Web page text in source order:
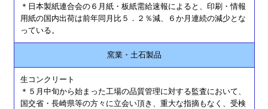
＊日本製紙連合会の６月紙・板紙需給速報によると、印刷・情報
用紙の国内出荷は前年同月比５．２％減、６か月連続の減少とな
っている。
窯業・土石製品
生コンクリート
＊５月中旬から始まった工場の品質管理に対する監査において、
国交省・長崎県等の方々に立会い頂き、重大な指摘もなく、受検